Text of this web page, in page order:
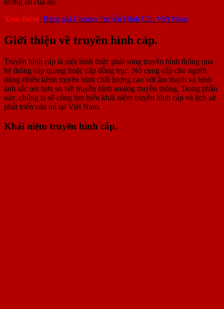
tương lai của nó.
Xem thêm: Bảng giá Combo Truyền Hình Cáp Việt Nam
Giới thiệu về truyền hình cáp.
Truyền hình cáp là một hình thức phát sóng truyền hình thông qua
hệ thống cáp quang hoặc cáp đồng trục. Nó cung cấp cho người
dùng nhiều kênh truyền hình chất lượng cao với âm thanh và hình
ảnh sắc nét hơn so với truyền hình analog truyền thống. Trong phần
này, chúng ta sẽ cùng tìm hiểu khái niệm truyền hình cáp và lịch sử
phát triển của nó tại Việt Nam.
Khái niệm truyền hình cáp.